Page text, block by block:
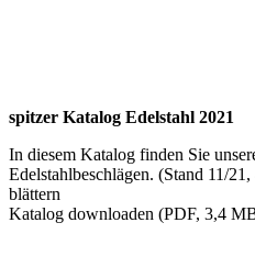
spitzer Katalog Edelstahl 2021
In diesem Katalog finden Sie
Edelstahlbeschlägen. (Stand 11/
blättern
Katalog downloaden (PDF, 3,4